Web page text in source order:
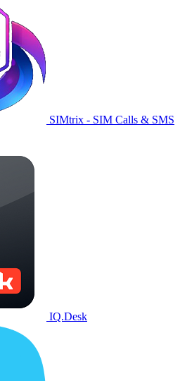
SIMtrix - SIM Calls & SMS
IQ.Desk